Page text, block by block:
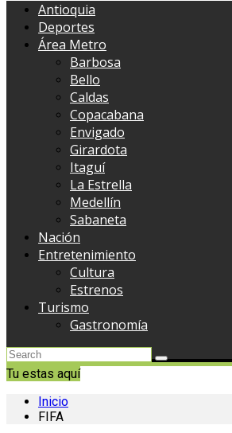
Antioquia
Deportes
Área Metro
Barbosa
Bello
Caldas
Copacabana
Envigado
Girardota
Itaguí
La Estrella
Medellín
Sabaneta
Nación
Entretenimiento
Cultura
Estrenos
Turismo
Gastronomía
Tu estas aquí
Inicio
FIFA